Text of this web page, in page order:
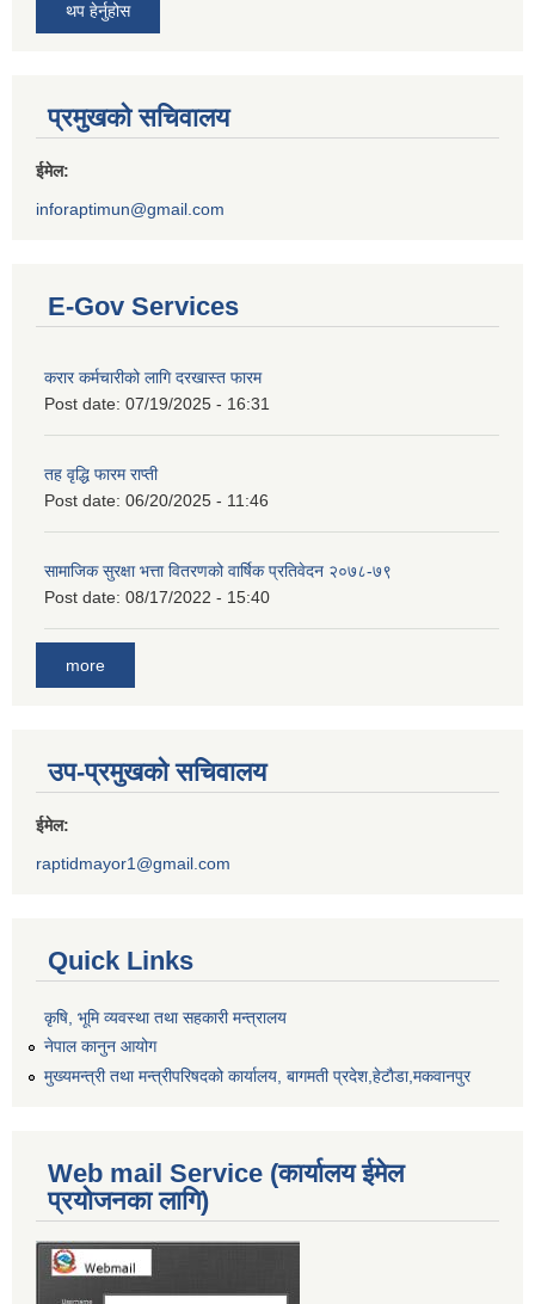
थप हेर्नुहोस
प्रमुखको सचिवालय
ईमेल:
inforaptimun@gmail.com
E-Gov Services
करार कर्मचारीको लागि दरखास्त फारम
Post date: 07/19/2025 - 16:31
तह वृद्धि फारम राप्ती
Post date: 06/20/2025 - 11:46
सामाजिक सुरक्षा भत्ता वितरणको वार्षिक प्रतिवेदन २०७८-७९
Post date: 08/17/2022 - 15:40
more
उप-प्रमुखको सचिवालय
ईमेल:
raptidmayor1@gmail.com
Quick Links
कृषि, भूमि व्यवस्था तथा सहकारी मन्त्रालय
नेपाल कानुन आयोग
मुख्यमन्त्री तथा मन्त्रीपरिषदको कार्यालय, बागमती प्रदेश,हेटाैडा,मकवानपुर
Web mail Service (कार्यालय ईमेल
प्रयोजनका लागि)